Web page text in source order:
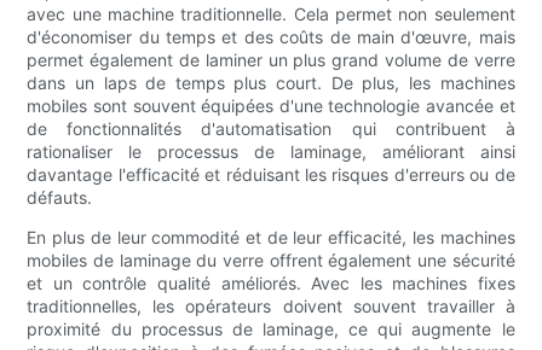
avec une machine traditionnelle. Cela permet non seulement
d'économiser du temps et des coûts de main d'œuvre, mais
permet également de laminer un plus grand volume de verre
dans un laps de temps plus court. De plus, les machines
mobiles sont souvent équipées d'une technologie avancée et
de fonctionnalités d'automatisation qui contribuent à
rationaliser le processus de laminage, améliorant ainsi
davantage l'efficacité et réduisant les risques d'erreurs ou de
défauts.
En plus de leur commodité et de leur efficacité, les machines
mobiles de laminage du verre offrent également une sécurité
et un contrôle qualité améliorés. Avec les machines fixes
traditionnelles, les opérateurs doivent souvent travailler à
proximité du processus de laminage, ce qui augmente le